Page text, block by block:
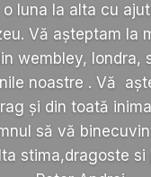
o luna la alta cu
Vă așteptam la
wembley, londra,
noastre . Vă
și din toată
să vă
stima,dragoste si